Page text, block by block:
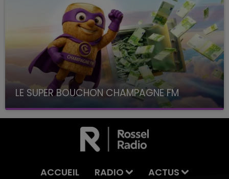
LE SUPER BOUCHON CHAMPAGNE FM
avec La Famille Champagne FM, à 8H10
ACCUEIL RADIO
ACTUS